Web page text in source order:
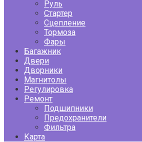
Руль
Стартер
Сцепление
Тормоза
Фары
Багажник
Двери
Дворники
Магнитолы
Регулировка
Ремонт
Подшипники
Предохранители
Фильтра
Карта